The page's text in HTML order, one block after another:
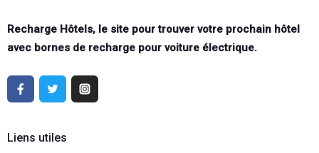
Recharge Hôtels, le site pour trouver votre prochain hôtel
avec bornes de recharge pour voiture électrique.
Liens utiles